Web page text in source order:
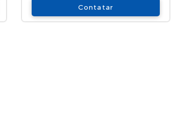
Contatar